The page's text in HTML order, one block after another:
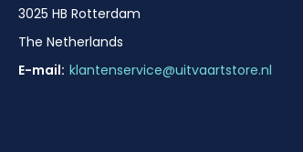
3025 HB Rotterdam
The Netherlands
E-mail: klantenservice@uitvaartstore.nl